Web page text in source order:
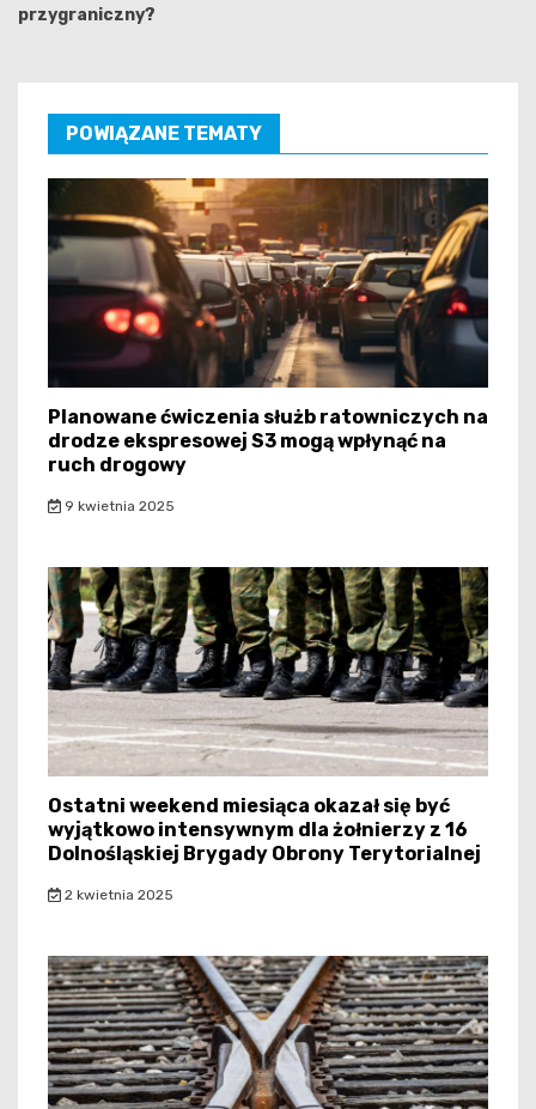
przygraniczny?
POWIĄZANE TEMATY
Planowane ćwiczenia służb ratowniczych na
drodze ekspresowej S3 mogą wpłynąć na
ruch drogowy
9 kwietnia 2025
Ostatni weekend miesiąca okazał się być
wyjątkowo intensywnym dla żołnierzy z 16
Dolnośląskiej Brygady Obrony Terytorialnej
2 kwietnia 2025